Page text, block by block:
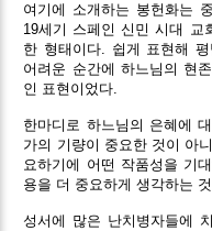
여기에 소개하는 봉헌화는
19세기 스페인 신민 시대 교
한 형태이다. 쉽게 표현해
어려운 순간에 하느님의 현
인 표현이었다.
한마디로 하느님의 은혜에
가의 기량이 중요한 것이 아
요하기에 어떤 작품성을 기
용을 더 중요하게 생각하는
성서에 많은 난치병자들에